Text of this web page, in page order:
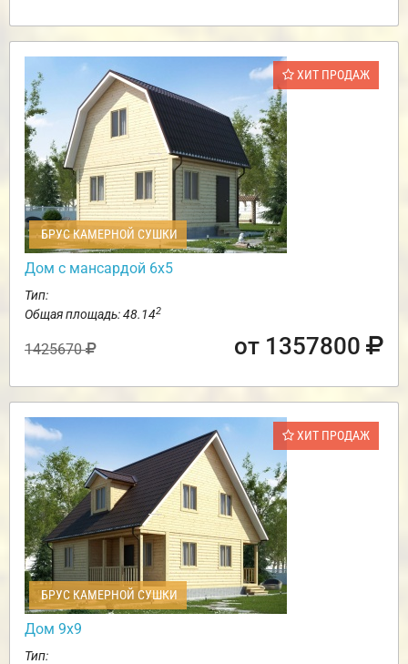
ХИТ ПРОДАЖ
БРУС КАМЕРНОЙ СУШКИ
Дом с мансардой 6х5
Тип:
Общая площадь: 48.142
1425670 от 1357800
ХИТ ПРОДАЖ
БРУС КАМЕРНОЙ СУШКИ
Дом 9х9
Тип: